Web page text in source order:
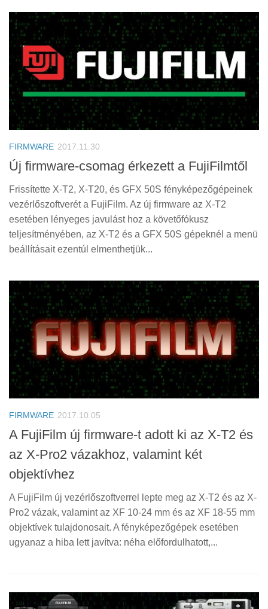
FIRMWARE 2017.11.30
Új firmware-csomag érkezett a FujiFilmtől
Frissítette X-T2, X-T20, és GFX 50S fényképezőgépeinek
vezérlőszoftverét a FujiFilm. Az új firmware az X-T2
esetében lényeges javulást hoz a követőfókusz
teljesítményében, az X-T2 és a GFX 50S gépeknél a menü
beállításait ezentúl elmenthetjük...
FIRMWARE 2017.10.05
A FujiFilm új firmware-t adott ki az X-T2 és
az X-Pro2 vázakhoz, valamint két
objektívhez
A FujiFilm új vezérlőszoftverrel lepte meg az X-T2 és az X-
Pro2 vázak, valamint az XF 10-24 mm és az XF 18-55 mm
objektívek tulajdonosait. A fényképezőgépek esetében
ugyanaz a hiba lett javítva: néha előfordulhatott,...